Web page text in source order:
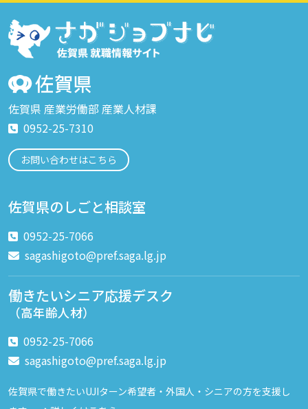
佐賀県 産業労働部 産業人材課
0952-25-7310
お問い合わせはこちら
佐賀県のしごと相談室
0952-25-7066
sagashigoto@pref.saga.lg.jp
働きたいシニア応援デスク
（高年齢人材）
0952-25-7066
sagashigoto@pref.saga.lg.jp
佐賀県で働きたいUJIターン希望者・外国人・シニアの方を支援し